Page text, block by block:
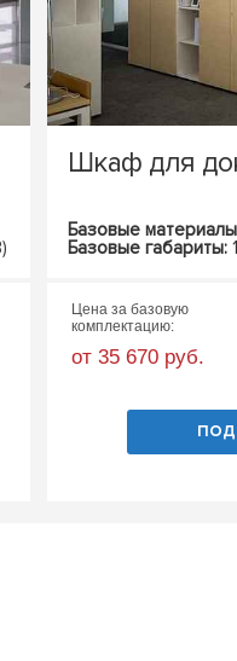
Шкаф для
Базовые
Базовые габариты:
Цена за базовую
комплектацию:
от 35 670 руб.